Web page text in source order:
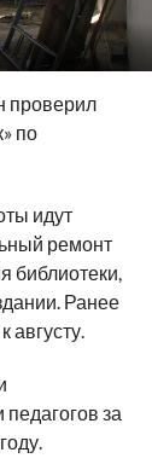
проверил
по
идут
ремонт
библиотеки,
Ранее
августу.
за